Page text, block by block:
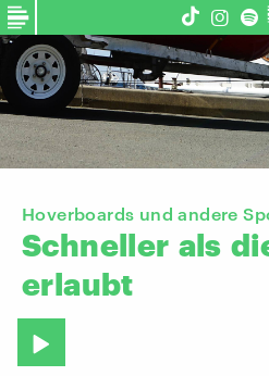
Hoverboards und andere
Schneller als
erlaubt